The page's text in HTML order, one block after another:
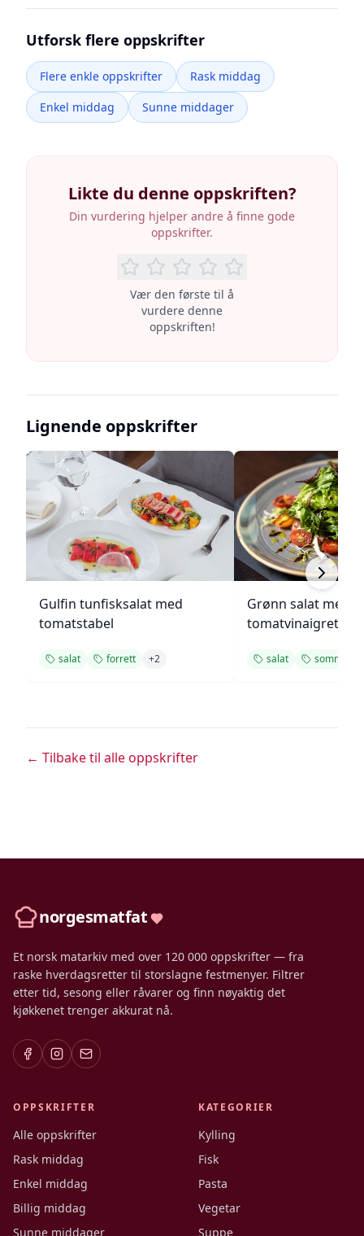
Utforsk flere oppskrifter
Flere enkle oppskrifter
Rask middag
Enkel middag
Sunne middager
Likte du denne oppskriften?
Din vurdering hjelper andre å finne gode
oppskrifter.
Vær den første til å
vurdere denne
oppskriften!
Lignende oppskrifter
Gulfin tunfisksalat med
tomatstabel
salat forrett +2
Grønn salat med
tomatvinaigrette
salat sommer
← Tilbake til alle oppskrifter
norgesmatfat
Et norsk matarkiv med over 120 000 oppskrifter — fra
raske hverdagsretter til storslagne festmenyer. Filtrer
etter tid, sesong eller råvarer og finn nøyaktig det
kjøkkenet trenger akkurat nå.
OPPSKRIFTER
Alle oppskrifter
Rask middag
Enkel middag
Billig middag
Sunne middager
KATEGORIER
Kylling
Fisk
Pasta
Vegetar
Suppe